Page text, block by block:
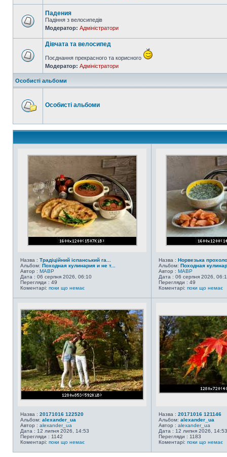
Падения
Падіння з велосипедів
Модератор: Адміністратори
Дівчата та велосипед
Поєднання прекрасного та корисного
Модератор: Адміністратори
Особисті альбоми
Особисті альбоми
Назва : Традіційний іспанський га...
Альбом: Походная кулинария и не т...
Автор : MABP
Дата : 06 серпня 2026, 06:10
Перегляди : 49
Коментарі: поки що немає
Назва : Норвезька
Альбом: Походная
Автор : MABP
Дата : 06 серпня 2026,
Перегляди : 49
Коментарі: поки що немає
Назва : 20171016 122520
Альбом: alexander_ua
Автор : alexander_ua
Дата : 12 липня 2026, 14:53
Перегляди : 1142
Коментарі: поки що немає
Назва : 20171016 121146
Альбом: alexander_ua
Автор : alexander_ua
Дата : 12 липня 2026, 14:53
Перегляди : 1183
Коментарі: поки що немає